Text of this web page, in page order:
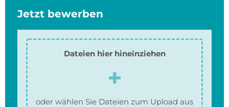
Jetzt bewerben
Dateien hier hineinziehen
oder wählen Sie Dateien zum Upload aus